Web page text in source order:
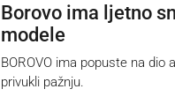
Borovo ima ljetno
modele
BOROVO ima popuste na
privukli pažnju.